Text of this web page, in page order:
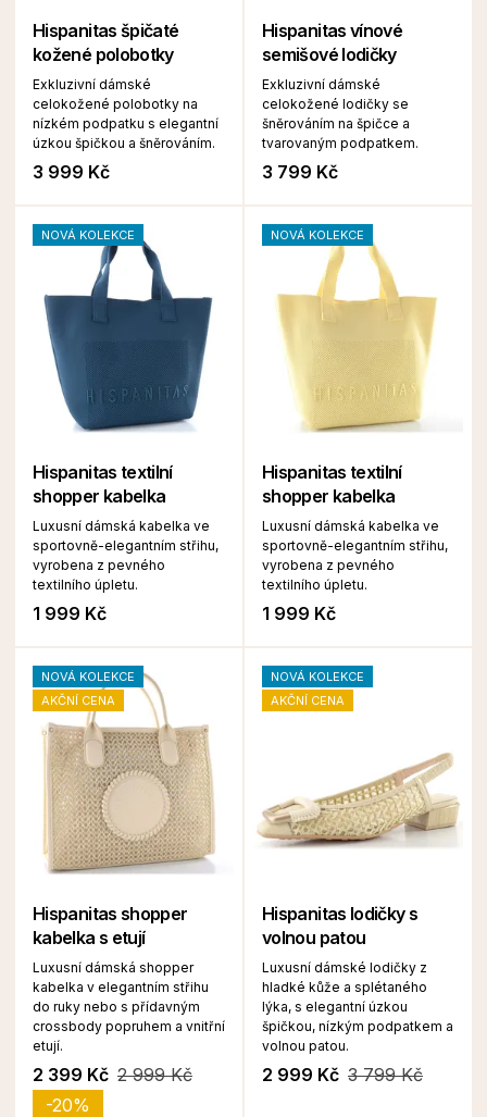
Hispanitas špičaté
kožené polobotky
Exkluzivní dámské
celokožené polobotky na
nízkém podpatku s elegantní
úzkou špičkou a šněrováním.
3 999 Kč
Hispanitas vínové
semišové lodičky
Exkluzivní dámské
celokožené lodičky se
šněrováním na špičce a
tvarovaným podpatkem.
3 799 Kč
NOVÁ KOLEKCE
Hispanitas textilní
shopper kabelka
Luxusní dámská kabelka ve
sportovně-elegantním střihu,
vyrobena z pevného
textilního úpletu.
1 999 Kč
NOVÁ KOLEKCE
Hispanitas textilní
shopper kabelka
Luxusní dámská kabelka ve
sportovně-elegantním střihu,
vyrobena z pevného
textilního úpletu.
1 999 Kč
NOVÁ KOLEKCE
AKČNÍ CENA
Hispanitas shopper
kabelka s etují
Luxusní dámská shopper
kabelka v elegantním střihu
do ruky nebo s přídavným
crossbody popruhem a vnitřní
etují.
2 399 Kč 2 999 Kč
-20%
NOVÁ KOLEKCE
AKČNÍ CENA
Hispanitas lodičky s
volnou patou
Luxusní dámské lodičky z
hladké kůže a splétaného
lýka, s elegantní úzkou
špičkou, nízkým podpatkem a
volnou patou.
2 999 Kč 3 799 Kč